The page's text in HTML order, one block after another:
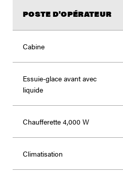
POSTE D'OPÉRATEUR
Cabine
Essuie-glace avant avec
liquide
Chaufferette 4,000 W
Climatisation